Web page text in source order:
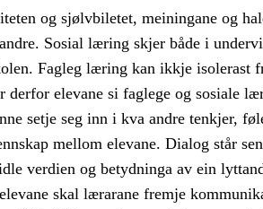
og sjølvbiletet, meiningane og
Sosial læring skjer både i
Fagleg læring kan ikkje isolerast
derfor elevane si faglege og sosiale
setje seg inn i kva andre tenkjer,
mellom elevane. Dialog står
verdien og betydninga av ein
skal lærarane fremje